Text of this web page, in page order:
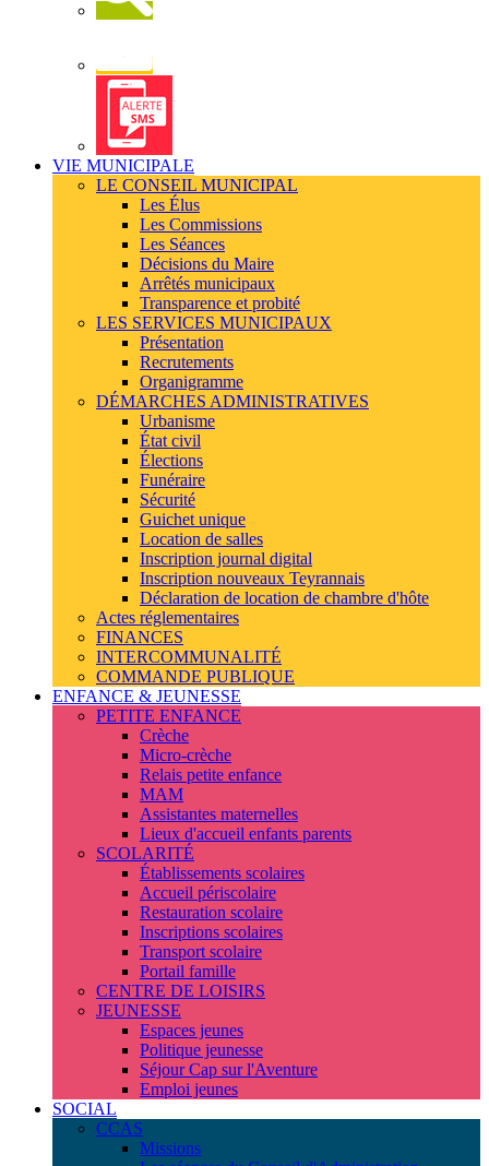
Alerte
SMS
VIE MUNICIPALE
LE CONSEIL MUNICIPAL
Les Élus
Les Commissions
Les Séances
Décisions du Maire
Arrêtés municipaux
Transparence et probité
LES SERVICES MUNICIPAUX
Présentation
Recrutements
Organigramme
DÉMARCHES ADMINISTRATIVES
Urbanisme
État civil
Élections
Funéraire
Sécurité
Guichet unique
Location de salles
Inscription journal digital
Inscription nouveaux Teyrannais
Déclaration de location de chambre d'hôte
Actes réglementaires
FINANCES
INTERCOMMUNALITÉ
COMMANDE PUBLIQUE
ENFANCE & JEUNESSE
PETITE ENFANCE
Crèche
Micro-crèche
Relais petite enfance
MAM
Assistantes maternelles
Lieux d'accueil enfants parents
SCOLARITÉ
Établissements scolaires
Accueil périscolaire
Restauration scolaire
Inscriptions scolaires
Transport scolaire
Portail famille
CENTRE DE LOISIRS
JEUNESSE
Espaces jeunes
Politique jeunesse
Séjour Cap sur l'Aventure
Emploi jeunes
SOCIAL
CCAS
Missions